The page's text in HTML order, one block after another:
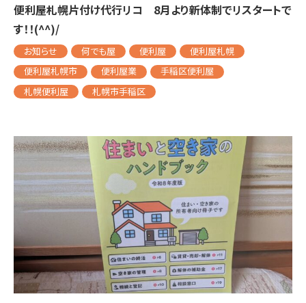
便利屋札幌片付け代行リコ 8月より新体制でリスタートで
す！！(^^)/
お知らせ 何でも屋 便利屋
便利屋札幌
便利屋札幌市
便利屋業
手稲区便利屋
札幌便利屋
札幌市手稲区